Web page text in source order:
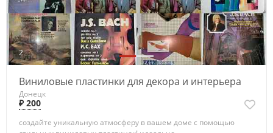
2
Виниловые пластинки для декора и интерьера
Донецк
₽ 200
создайте уникальную атмосферу в вашем доме с помощью